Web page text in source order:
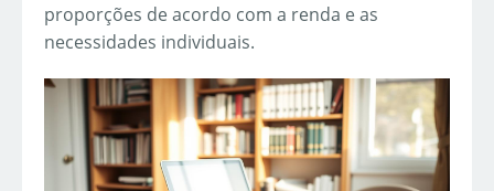
proporções de acordo com a renda e as
necessidades individuais.